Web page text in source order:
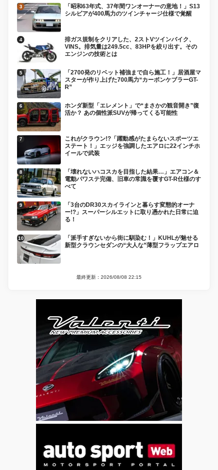
「昭和63年式、37年間ワンオーナーの意地！」S13
シルビアが400馬力のツインチャージ仕様で覚醒
排ガス規制をクリアした、2ストVツインバイク、
VINS。排気量は249.5cc、83HPを絞り出す。その
エンジンの技術とは
「2700発のリベット補強まで自ら施工！」居酒屋マ
スターが作り上げた700馬力“カーボンケブラーGT-
R”
ホンダ新型「エレメント」で“まさかの観音開き”復
活か？ あの個性派SUVが帰ってくる可能性
これがクラウン!?「躍動感がたまらないスポーツエ
ステート！」エッジを強調したエアロに22インチホ
イールで武装
「壊れないハコスカを目指した結果…」エアコン＆
電動パワステ完備、旧車の常識を覆すGT-R仕様のす
べて
「3台のDR30スカイラインと暮らす変態的オーナ
ー!?」スーパーシルエットに取り憑かれた日常に迫
る！
「派手すぎないから街に馴染む！」KUHLが魅せる
新型クラウンセダンの“大人な”薄型フラップエアロ
最終更新：2026/08/08 22:15